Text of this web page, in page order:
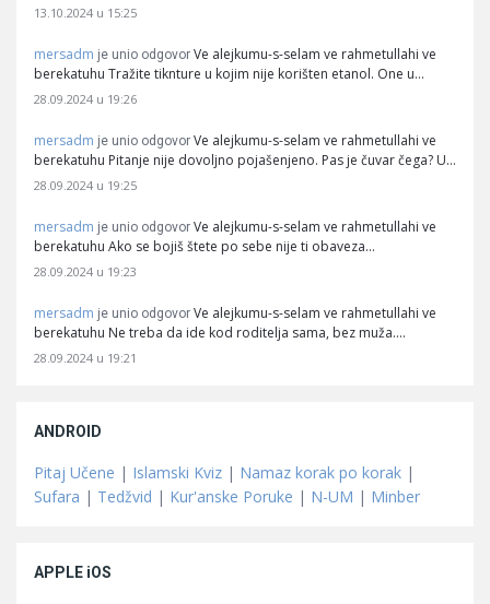
13.10.2024 u 15:25
mersadm je unio odgovor Ve alejkumu-s-selam ve rahmetullahi ve
berekatuhu Tražite tiknture u kojim nije korišten etanol. One u…
28.09.2024 u 19:26
mersadm je unio odgovor Ve alejkumu-s-selam ve rahmetullahi ve
berekatuhu Pitanje nije dovoljno pojašenjeno. Pas je čuvar čega? U…
28.09.2024 u 19:25
mersadm je unio odgovor Ve alejkumu-s-selam ve rahmetullahi ve
berekatuhu Ako se bojiš štete po sebe nije ti obaveza…
28.09.2024 u 19:23
mersadm je unio odgovor Ve alejkumu-s-selam ve rahmetullahi ve
berekatuhu Ne treba da ide kod roditelja sama, bez muža.…
28.09.2024 u 19:21
ANDROID
Pitaj Učene | Islamski Kviz | Namaz korak po korak |
Sufara | Tedžvid | Kur'anske Poruke | N-UM | Minber
APPLE iOS